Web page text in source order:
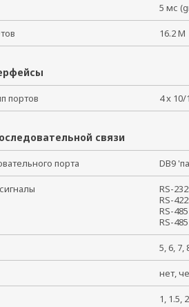
5 мс
16.2 M
портов 4 x 10/
связи
порта DB9
RS-
RS-
RS-
RS-
5, 6, 7,
нет,
1, 1.5,